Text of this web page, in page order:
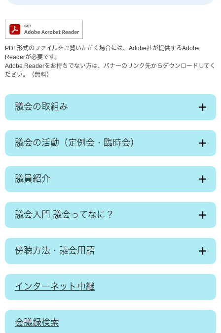
PDF形式のファイルをご覧いただく場合には、Adobe社が提供するAdobe
Readerが必要です。
Adobe Readerをお持ちでない方は、バナーのリンク先からダウンロードしてく
ださい。（無料）
議会の取組み
議会の活動（定例会・臨時会）
議員紹介
議会入門 議会ってなに？
傍聴方法・議会用語
インターネット中継
会議録検索